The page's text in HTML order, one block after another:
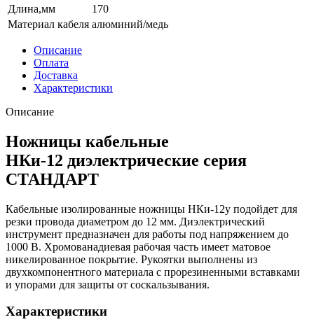
Длина,мм
170
Материал кабеля алюминий/медь
Описание
Оплата
Доставка
Характеристики
Описание
Ножницы кабельные
НКи-12 диэлектрические серия
СТАНДАРТ
Кабельные изолированные ножницы НКи-12у подойдет для
резки провода диаметром до 12 мм. Диэлектрический
инструмент предназначен для работы под напряжением до
1000 В. Хромованадиевая рабочая часть имеет матовое
никелированное покрытие. Рукоятки выполнены из
двухкомпонентного материала с прорезиненными вставками
и упорами для защиты от соскальзывания.
Характеристики